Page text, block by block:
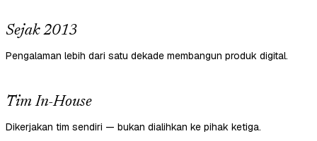
Sejak 2013
Pengalaman lebih dari satu dekade membangun produk digital.
Tim In-House
Dikerjakan tim sendiri — bukan dialihkan ke pihak ketiga.